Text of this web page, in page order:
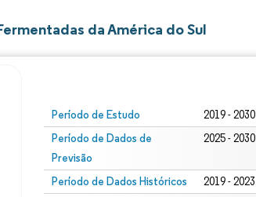
da América do Sul
Período de Estudo 2019 - 2030
Período de Dados de
Previsão
2025 - 2030
Período de Dados Históricos 2019 - 2023